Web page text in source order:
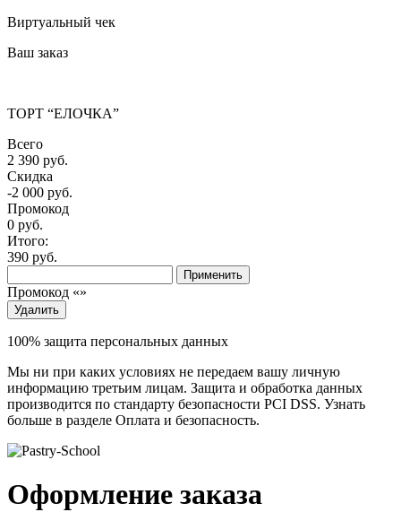
Виртуальный чек
Ваш заказ
ТОРТ “ЕЛОЧКА”
Всего
2 390 руб.
Скидка
-2 000 руб.
Промокод
0 руб.
Итого:
390 руб.
Применить
Промокод «»
Удалить
100% защита персональных данных
Мы ни при каких условиях не передаем вашу личную
информацию третьим лицам. Защита и обработка данных
производится по стандарту безопасности PCI DSS. Узнать
больше в разделе Оплата и безопасность.
Оформление заказа